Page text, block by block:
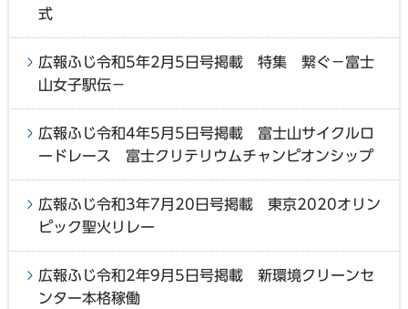
式
広報ふじ令和5年2月5日号掲載 特集 繋ぐ−富士
山女子駅伝−
広報ふじ令和4年5月5日号掲載 富士山サイクルロ
ードレース 富士クリテリウムチャンピオンシップ
広報ふじ令和3年7月20日号掲載 東京2020オリン
ピック聖火リレー
広報ふじ令和2年9月5日号掲載 新環境クリーンセ
ンター本格稼働